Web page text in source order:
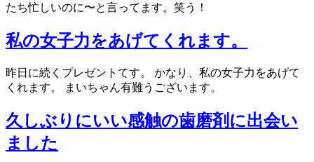
たち忙しいのに〜と言ってます。笑う！
私の女子力をあげてくれます。
昨日に続くプレゼントてす。 かなり、私の女子力をあげて
くれます。 まいちゃん有難うございます。
久しぶりにいい感触の歯磨剤に出会い
ました